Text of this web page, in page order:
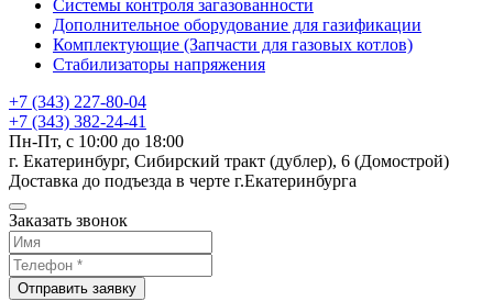
Системы контроля загазованности
Дополнительное оборудование для газификации
Комплектующие (Запчасти для газовых котлов)
Стабилизаторы напряжения
+7 (343) 227-80-04
+7 (343) 382-24-41
Пн-Пт, с 10:00 до 18:00
г. Екатеринбург, Сибирский тракт (дублер), 6 (Домострой)
Доставка до подъезда в черте г.Екатеринбурга
Заказать звонок
Отправить заявку